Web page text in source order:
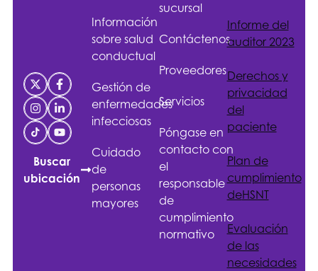
Buscar
ubicación
Información
sobre salud
conductual
Gestión de
enfermedades
infecciosas
Cuidado
de
personas
mayores
sucursal
Contáctenos
Proveedores
Servicios
Póngase en
contacto con
el
responsable
de
cumplimiento
normativo
Informe del
auditor 2023
Derechos y
privacidad
del
paciente
Plan de
cumplimiento
deHSNT
Evaluación
de las
necesidades